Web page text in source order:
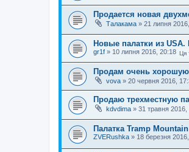
Продается новая
Талакама » 21 липня
Новые палатки из
gr1f » 10 липня 2016, 20:18 Ця
Продам очень хорошую
vova » 20 червня 2016,
Продаю трехместную
kdvdima » 31 травня 2016,
Палатка Tramp
ZVERushka » 18 березня